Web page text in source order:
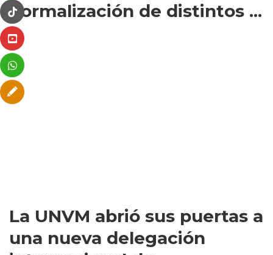
normalización de distintos ...
La UNVM abrió sus puertas a
una nueva delegación